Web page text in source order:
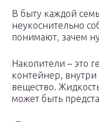
В быту каждой
неукоснительно
понимают, зачем
Накопители – это
контейнер,
вещество.
может быть